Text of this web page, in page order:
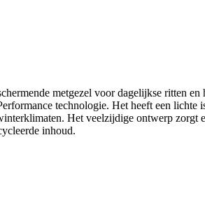
metgezel voor dagelijkse ritten
technologie. Het heeft een
Het veelzijdige ontwerp zorgt
inhoud.